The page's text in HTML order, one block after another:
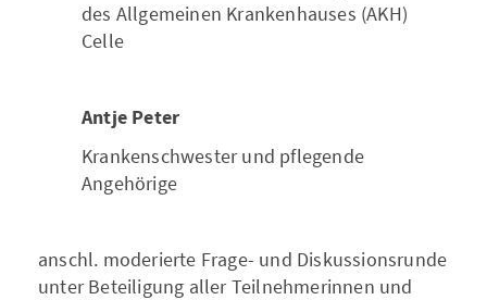
des Allgemeinen Krankenhauses (AKH)
Celle
Antje Peter
Krankenschwester und pflegende
Angehörige
anschl. moderierte Frage- und Diskussionsrunde
unter Beteiligung aller Teilnehmerinnen und